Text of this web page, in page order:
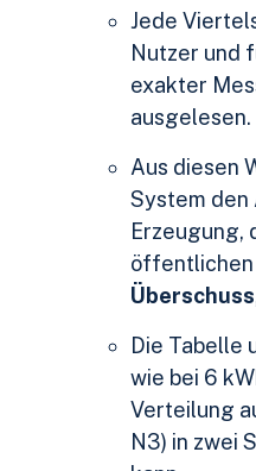
Jede
Nutzer und
exakter
ausgelesen.
Aus diesen
System den
Erzeugung,
öffentlichen
Überschuss
Die Tabelle
wie bei 6
Verteilung
N3) in zwei